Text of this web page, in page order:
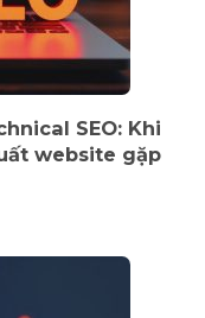
SEO: Khi
website gặp